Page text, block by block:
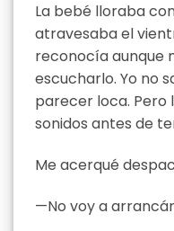
La bebé lloraba
atravesaba el
reconocía aunque
escucharlo. Yo no
parecer loca. Pero
sonidos antes de
Me acerqué
—No voy a